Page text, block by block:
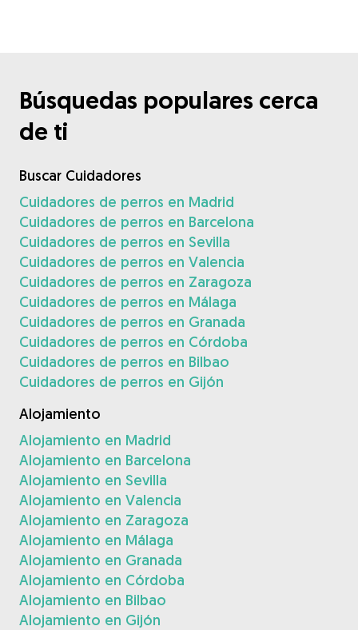
Búsquedas populares cerca
de ti
Buscar Cuidadores
Cuidadores de perros en Madrid
Cuidadores de perros en Barcelona
Cuidadores de perros en Sevilla
Cuidadores de perros en Valencia
Cuidadores de perros en Zaragoza
Cuidadores de perros en Málaga
Cuidadores de perros en Granada
Cuidadores de perros en Córdoba
Cuidadores de perros en Bilbao
Cuidadores de perros en Gijón
Alojamiento
Alojamiento en Madrid
Alojamiento en Barcelona
Alojamiento en Sevilla
Alojamiento en Valencia
Alojamiento en Zaragoza
Alojamiento en Málaga
Alojamiento en Granada
Alojamiento en Córdoba
Alojamiento en Bilbao
Alojamiento en Gijón